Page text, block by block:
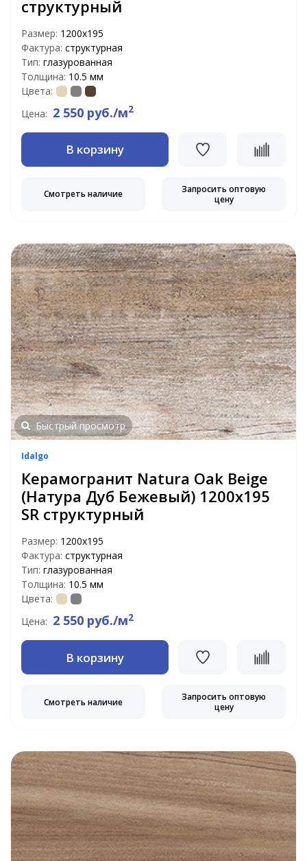
структурный
Размер: 1200х195
Фактура: структурная
Тип: глазурованная
Толщина: 10.5 мм
Цвета:
Цена: 2 550 руб./м2
В корзину
Смотреть наличие
Запросить оптовую
цену
Быстрый просмотр
Idalgo
Керамогранит Natura Oak Beige
(Натура Дуб Бежевый) 1200х195
SR структурный
Размер: 1200х195
Фактура: структурная
Тип: глазурованная
Толщина: 10.5 мм
Цвета:
Цена: 2 550 руб./м2
В корзину
Смотреть наличие
Запросить оптовую
цену